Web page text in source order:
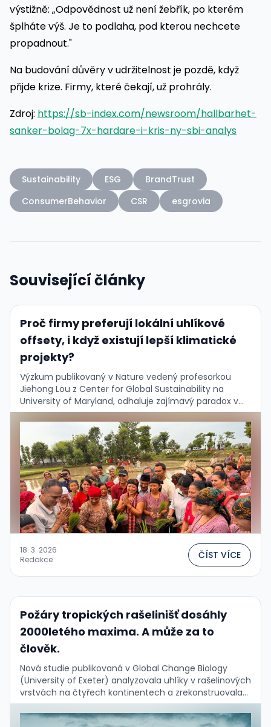
výstižně: „Odpovědnost už není žebřík, po kterém
šplháte výš. Je to podlaha, pod kterou nechcete
propadnout."
Na budování důvěry v udržitelnost je pozdě, když
přijde krize. Firmy, které čekají, už prohrály.
Zdroj: https://sb-index.com/newsroom/hallbarhet-
sanker-bolag-7x-hardare-i-kris-ny-sbi-analys
Sustainability ESG
BrandTrust
ConsumerBehavior
CSR esgrovia
Související články
Proč firmy preferují lokální uhlíkové
offsety, i když existují lepší klimatické
projekty?
Výzkum publikovaný v Nature vedený profesorkou
Jiehong Lou z Center for Global Sustainability na
University of Maryland, odhaluje zajímavý paradox v
rozhodování firem o uhlíkových kompenzacích....
18. 3. 2026
Redakce
ČÍST VÍCE
Požáry tropických rašelinišť dosáhly
2000letého maxima. A může za to
člověk.
Nová studie publikovaná v Global Change Biology
(University of Exeter) analyzovala uhlíky v rašelinových
vrstvách na čtyřech kontinentech a zrekonstruovala
historii požárů za posledních 2 000 let....